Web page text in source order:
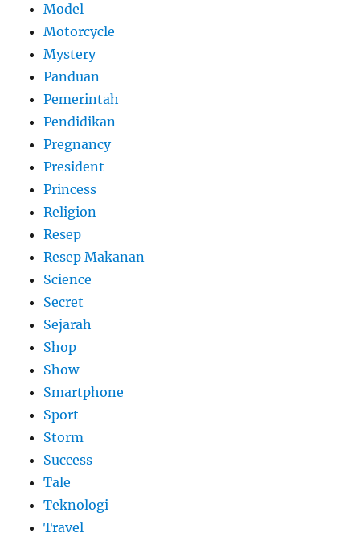
Model
Motorcycle
Mystery
Panduan
Pemerintah
Pendidikan
Pregnancy
President
Princess
Religion
Resep
Resep Makanan
Science
Secret
Sejarah
Shop
Show
Smartphone
Sport
Storm
Success
Tale
Teknologi
Travel